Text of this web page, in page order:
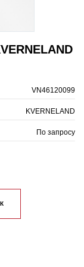
VN46120099
KVERNELAND
По запросу